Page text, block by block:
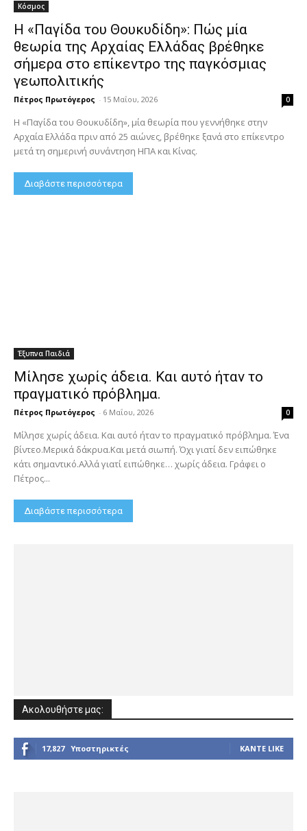
Κόσμος
Η «Παγίδα του Θουκυδίδη»: Πώς μία
θεωρία της Αρχαίας Ελλάδας βρέθηκε
σήμερα στο επίκεντρο της παγκόσμιας
γεωπολιτικής
Πέτρος Πρωτόγερος - 15 Μαΐου, 2026 0
Η «Παγίδα του Θουκυδίδη», μία θεωρία που γεννήθηκε στην
Αρχαία Ελλάδα πριν από 25 αιώνες, βρέθηκε ξανά στο επίκεντρο
μετά τη σημερινή συνάντηση ΗΠΑ και Κίνας.
Διαβάστε περισσότερα
Έξυπνα Παιδιά
Μίλησε χωρίς άδεια. Και αυτό ήταν το
πραγματικό πρόβλημα.
Πέτρος Πρωτόγερος - 6 Μαΐου, 2026 0
Μίλησε χωρίς άδεια. Και αυτό ήταν το πραγματικό πρόβλημα. Ένα
βίντεο.Μερικά δάκρυα.Και μετά σιωπή. Όχι γιατί δεν ειπώθηκε
κάτι σημαντικό.Αλλά γιατί ειπώθηκε… χωρίς άδεια. Γράφει ο
Πέτρος...
Διαβάστε περισσότερα
Ακολουθήστε μας:
17,827 Υποστηρικτές ΚΆΝΤΕ LIKE